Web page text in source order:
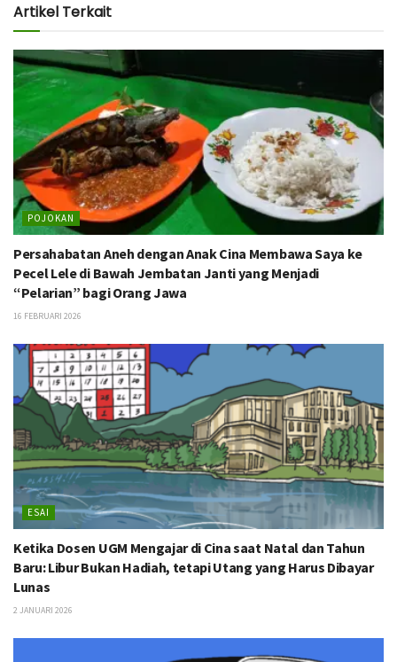
Artikel Terkait
POJOKAN
Persahabatan Aneh dengan Anak Cina Membawa Saya ke
Pecel Lele di Bawah Jembatan Janti yang Menjadi
“Pelarian” bagi Orang Jawa
16 FEBRUARI 2026
ESAI
Ketika Dosen UGM Mengajar di Cina saat Natal dan Tahun
Baru: Libur Bukan Hadiah, tetapi Utang yang Harus Dibayar
Lunas
2 JANUARI 2026